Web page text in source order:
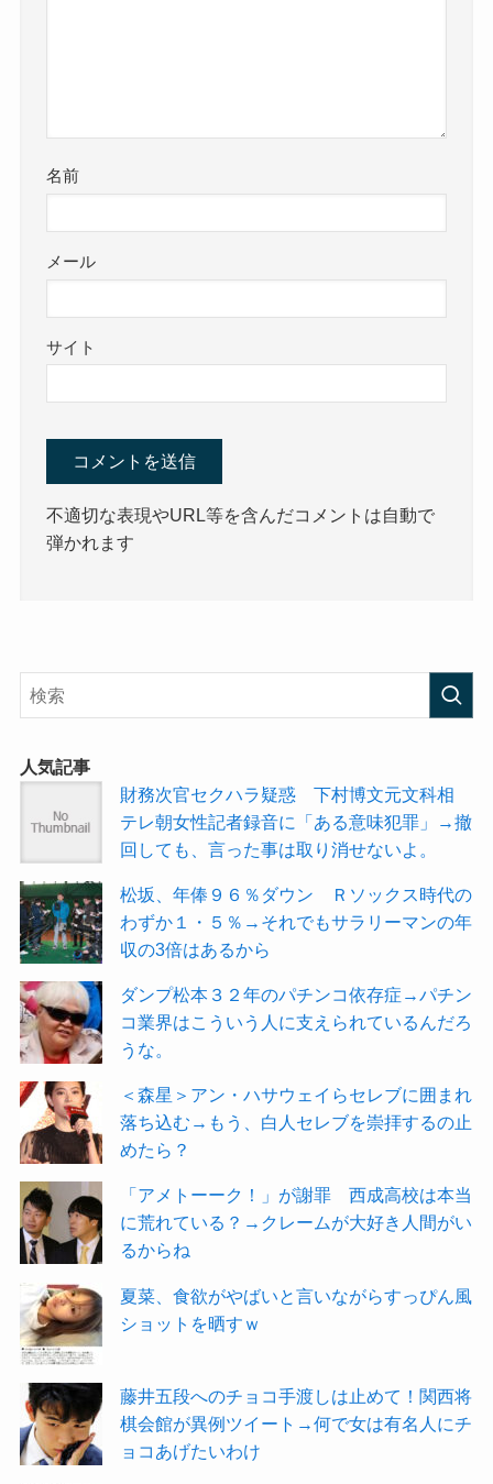
名前
メール
サイト
不適切な表現やURL等を含んだコメントは自動で
弾かれます
人気記事
財務次官セクハラ疑惑 下村博文元文科相
テレ朝女性記者録音に「ある意味犯罪」→撤
回しても、言った事は取り消せないよ。
松坂、年俸９６％ダウン Ｒソックス時代の
わずか１・５％→それでもサラリーマンの年
収の3倍はあるから
ダンプ松本３２年のパチンコ依存症→パチン
コ業界はこういう人に支えられているんだろ
うな。
＜森星＞アン・ハサウェイらセレブに囲まれ
落ち込む→もう、白人セレブを崇拝するの止
めたら？
「アメトーーク！」が謝罪 西成高校は本当
に荒れている？→クレームが大好き人間がい
るからね
夏菜、食欲がやばいと言いながらすっぴん風
ショットを晒すｗ
藤井五段へのチョコ手渡しは止めて！関西将
棋会館が異例ツイート→何で女は有名人にチ
ョコあげたいわけ